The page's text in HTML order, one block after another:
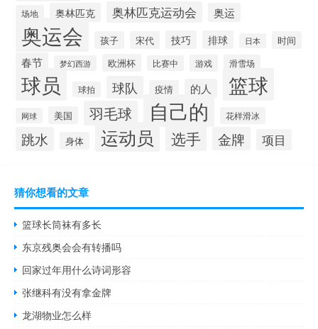
场地 奥林匹克 奥林匹克运动会 奥运
奥运会 孩子 宋代 技巧 排球 日本 时间
春节 梦幻西游 欧洲杯 比赛中 游戏 滑雪场
球员 球拍 球队 疫情 的人 篮球
网球 美国 羽毛球 自己的 花样滑冰
跳水 身体 运动员 选手 金牌 项目
猜你想看的文章
篮球长筒袜有多长
东京残奥会会有转播吗
回家过年用什么诗词形容
张继科有没有拿金牌
龙湖物业怎么样